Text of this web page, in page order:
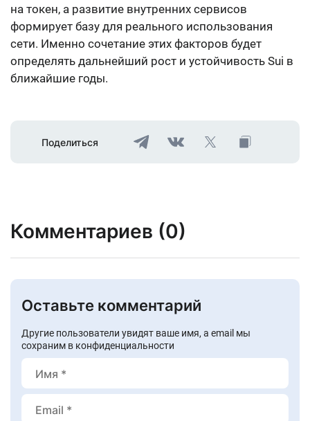
на токен, а развитие внутренних сервисов
формирует базу для реального использования
сети. Именно сочетание этих факторов будет
определять дальнейший рост и устойчивость Sui в
ближайшие годы.
Поделиться
Комментариев (0)
Оставьте комментарий
Другие пользователи увидят ваше имя, а email мы
сохраним в конфиденциальности